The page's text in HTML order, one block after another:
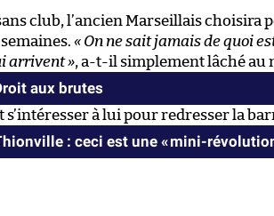
club, l’ancien Marseillais choisira
« On ne sait jamais de quoi
arrivent », a-t-il simplement lâché au
aux brutes
s’intéresser à lui pour redresser la
: ceci est une « mini-